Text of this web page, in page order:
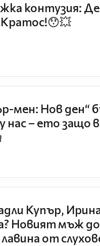
контузия:
мен: Нов ден“
нас – ето защо
Купър,
Новият мъж до
от